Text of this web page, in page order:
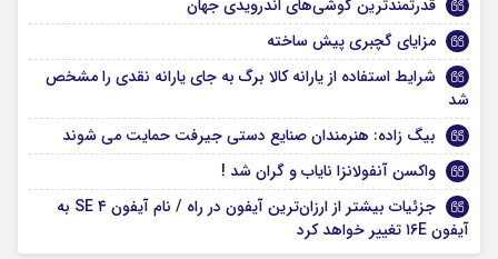
قدرتمندترین گوشی‌های اندرویدی جهان
مزایای گچبری پیش ساخته
شرایط استفاده از یارانه کالا برگ به جای یارانه نقدی را مشخص
شد
بیگ زاده: هنرمندان صنایع دستی جیرفت حمایت می شوند
واکسن آنفولانزا نایاب و گران شد !
جزئیات‌ بیشتر از ارزان‌ترین آیفون در راه / نام آیفون SE ۴ به
آیفون ۱۶E تغییر خواهد کرد